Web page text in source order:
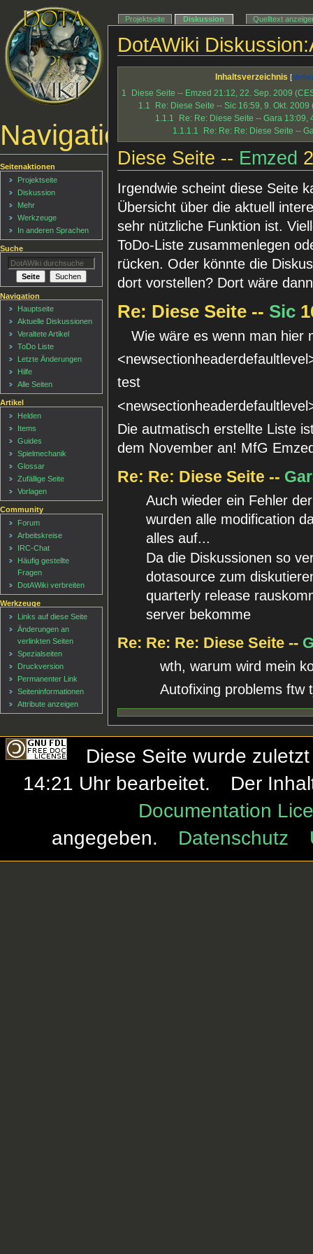
DotAWiki
Inhaltsverzeichnis
1
Diese Seite -- Emzed 21:12, 22. Sep. 2009
1.1
Re: Diese Seite -- Sic 16:59, 9. Okt. 2009
1.1.1
Re: Re: Diese Seite -- Gara 13:09,
1.1.1.1
Re: Re: Re: Diese Seite --
Diese Seite -- Emzed
Irgendwie scheint diese Seite
Übersicht über die aktuell
sehr nützliche Funktion ist.
ToDo-Liste zusammenlegen
rücken. Oder könnte die
dort vorstellen? Dort wäre
Re: Diese Seite -- Sic
Wie wäre es wenn man hier
test
Die autmatisch erstellte Liste
dem November an! MfG
Re: Re: Diese Seite --
Auch wieder ein Fehler
wurden alle modification
alles auf...
Da die Diskussionen so
dotasource zum
quarterly release
server bekomme
Re: Re: Re: Diese Seite --
wth, warum wird mein
Autofixing problems ftw
Navigationsmenü
Projektseite Diskussion Quelltext
Seitenaktionen
Projektseite
Diskussion
Mehr
Werkzeuge
In anderen Sprachen
Suche
Navigation
Hauptseite
Aktuelle Diskussionen
Veraltete Artikel
ToDo Liste
Letzte Änderungen
Hilfe
Alle Seiten
Artikel
Helden
Items
Guides
Spielmechanik
Glossar
Zufällige Seite
Vorlagen
Community
Forum
Arbeitskreise
IRC-Chat
Häufig gestellte
Fragen
DotAWiki verbreiten
Werkzeuge
Links auf diese Seite
Änderungen an
verlinkten Seiten
Spezialseiten
Druckversion
Permanenter Link
Seiten­informationen
Attribute anzeigen
Diese Seite wurde
14:21 Uhr bearbeitet.
Der
Documentation
angegeben.
Datenschutz